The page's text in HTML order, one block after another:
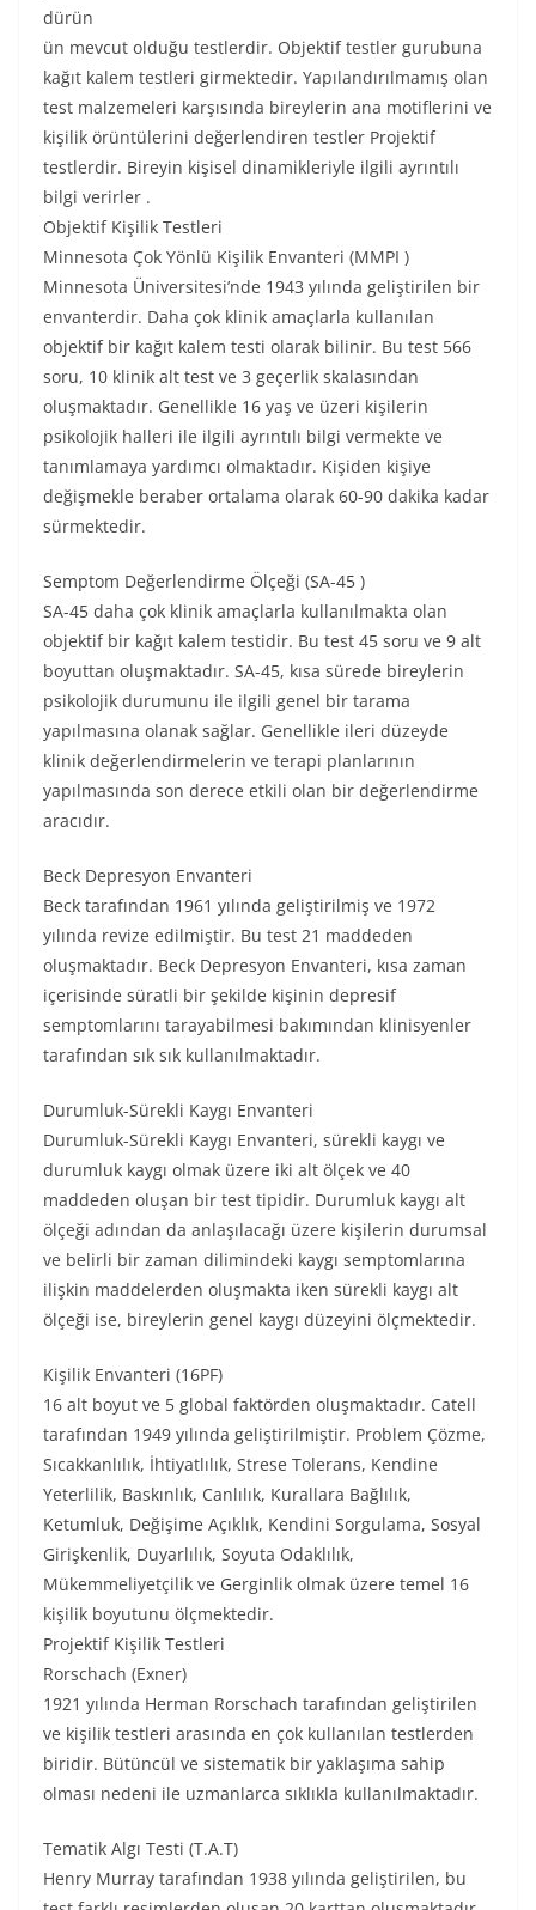
dürün
ün mevcut olduğu testlerdir. Objektif testler gurubuna
kağıt kalem testleri girmektedir. Yapılandırılmamış olan
test malzemeleri karşısında bireylerin ana motiflerini ve
kişilik örüntülerini değerlendiren testler Projektif
testlerdir. Bireyin kişisel dinamikleriyle ilgili ayrıntılı
bilgi verirler .
Objektif Kişilik Testleri
Minnesota Çok Yönlü Kişilik Envanteri (MMPI )
Minnesota Üniversitesi’nde 1943 yılında geliştirilen bir
envanterdir. Daha çok klinik amaçlarla kullanılan
objektif bir kağıt kalem testi olarak bilinir. Bu test 566
soru, 10 klinik alt test ve 3 geçerlik skalasından
oluşmaktadır. Genellikle 16 yaş ve üzeri kişilerin
psikolojik halleri ile ilgili ayrıntılı bilgi vermekte ve
tanımlamaya yardımcı olmaktadır. Kişiden kişiye
değişmekle beraber ortalama olarak 60-90 dakika kadar
sürmektedir.
Semptom Değerlendirme Ölçeği (SA-45 )
SA-45 daha çok klinik amaçlarla kullanılmakta olan
objektif bir kağıt kalem testidir. Bu test 45 soru ve 9 alt
boyuttan oluşmaktadır. SA-45, kısa sürede bireylerin
psikolojik durumunu ile ilgili genel bir tarama
yapılmasına olanak sağlar. Genellikle ileri düzeyde
klinik değerlendirmelerin ve terapi planlarının
yapılmasında son derece etkili olan bir değerlendirme
aracıdır.
Beck Depresyon Envanteri
Beck tarafından 1961 yılında geliştirilmiş ve 1972
yılında revize edilmiştir. Bu test 21 maddeden
oluşmaktadır. Beck Depresyon Envanteri, kısa zaman
içerisinde süratli bir şekilde kişinin depresif
semptomlarını tarayabilmesi bakımından klinisyenler
tarafından sık sık kullanılmaktadır.
Durumluk-Sürekli Kaygı Envanteri
Durumluk-Sürekli Kaygı Envanteri, sürekli kaygı ve
durumluk kaygı olmak üzere iki alt ölçek ve 40
maddeden oluşan bir test tipidir. Durumluk kaygı alt
ölçeği adından da anlaşılacağı üzere kişilerin durumsal
ve belirli bir zaman dilimindeki kaygı semptomlarına
ilişkin maddelerden oluşmakta iken sürekli kaygı alt
ölçeği ise, bireylerin genel kaygı düzeyini ölçmektedir.
Kişilik Envanteri (16PF)
16 alt boyut ve 5 global faktörden oluşmaktadır. Catell
tarafından 1949 yılında geliştirilmiştir. Problem Çözme,
Sıcakkanlılık, İhtiyatlılık, Strese Tolerans, Kendine
Yeterlilik, Baskınlık, Canlılık, Kurallara Bağlılık,
Ketumluk, Değişime Açıklık, Kendini Sorgulama, Sosyal
Girişkenlik, Duyarlılık, Soyuta Odaklılık,
Mükemmeliyetçilik ve Gerginlik olmak üzere temel 16
kişilik boyutunu ölçmektedir.
Projektif Kişilik Testleri
Rorschach (Exner)
1921 yılında Herman Rorschach tarafından geliştirilen
ve kişilik testleri arasında en çok kullanılan testlerden
biridir. Bütüncül ve sistematik bir yaklaşıma sahip
olması nedeni ile uzmanlarca sıklıkla kullanılmaktadır.
Tematik Algı Testi (T.A.T)
Henry Murray tarafından 1938 yılında geliştirilen, bu